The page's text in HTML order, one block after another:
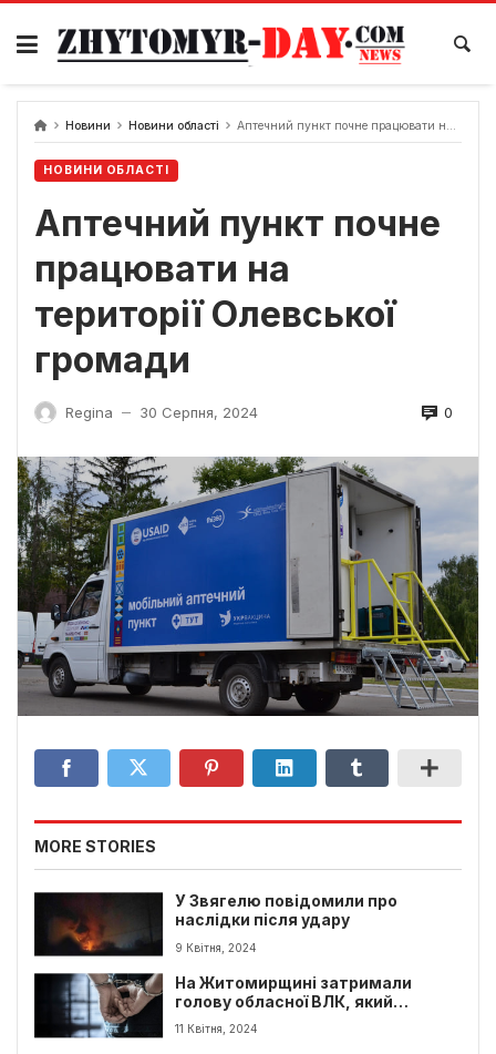
Skip
content
Новини Новини області Аптечний пункт почне працювати на території Олевської громади
НОВИНИ ОБЛАСТІ
Аптечний пункт почне
працювати на
території Олевської
громади
Regina — 30 Серпня, 2024 0
MORE STORIES
У Звягелю повідомили про
наслідки після удару
9 Квітня, 2024
На Житомирщині затримали
голову обласної ВЛК, який
торгував діагнозами
11 Квітня, 2024